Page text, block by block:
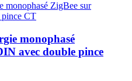
monophasé
avec double pince